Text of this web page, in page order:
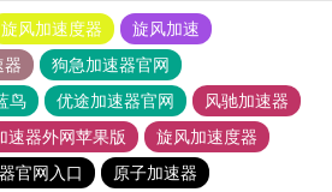
旋风加速度器
旋风加速
器
狗急加速器官网
鸟 优途加速器官网
风驰加速器
速器外网苹果版
旋风加速度器
官网入口 原子加速器